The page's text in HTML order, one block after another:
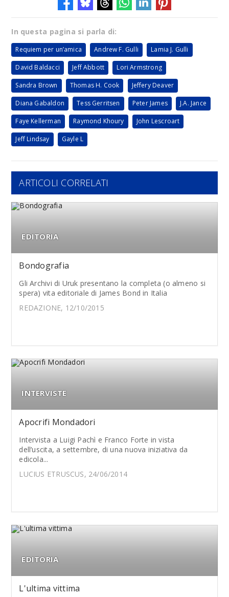
In questa pagina si parla di:
Requiem per un’amica Andrew F. Gulli Lamia J. Gulli
David Baldacci Jeff Abbott Lori Armstrong
Sandra Brown Thomas H. Cook Jeffery Deaver
Diana Gabaldon Tess Gerritsen Peter James J.A. Jance
Faye Kellerman Raymond Khoury John Lescroart
Jeff Lindsay Gayle L
ARTICOLI CORRELATI
EDITORIA
Bondografia
Gli Archivi di Uruk presentano la completa (o almeno si
spera) vita editoriale di James Bond in Italia
REDAZIONE, 12/10/2015
INTERVISTE
Apocrifi Mondadori
Intervista a Luigi Pachì e Franco Forte in vista
dell’uscita, a settembre, di una nuova iniziativa da
edicola...
LUCIUS ETRUSCUS, 24/06/2014
EDITORIA
L'ultima vittima